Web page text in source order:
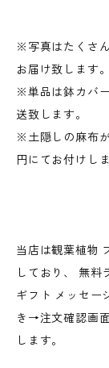
※写真はたくさ
お届け致します。
※単品は鉢カバ
送致します。
※土隠しの麻布
円にてお付けしま
当店は観葉植物
しており、 無料
ギフト メッセー
き→注文確認画
します。